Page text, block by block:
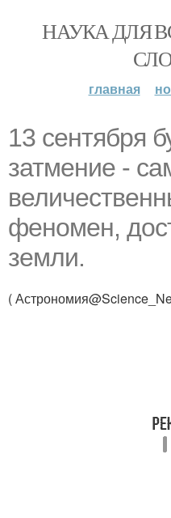
НАУКА ДЛЯ
главная
13 сентября
затмение -
феномен,
земли.
(